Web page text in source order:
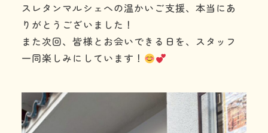
スレタンマルシェへの温かいご支援、本当にあ
りがとうございました！
また次回、皆様とお会いできる日を、スタッフ
一同楽しみにしています！